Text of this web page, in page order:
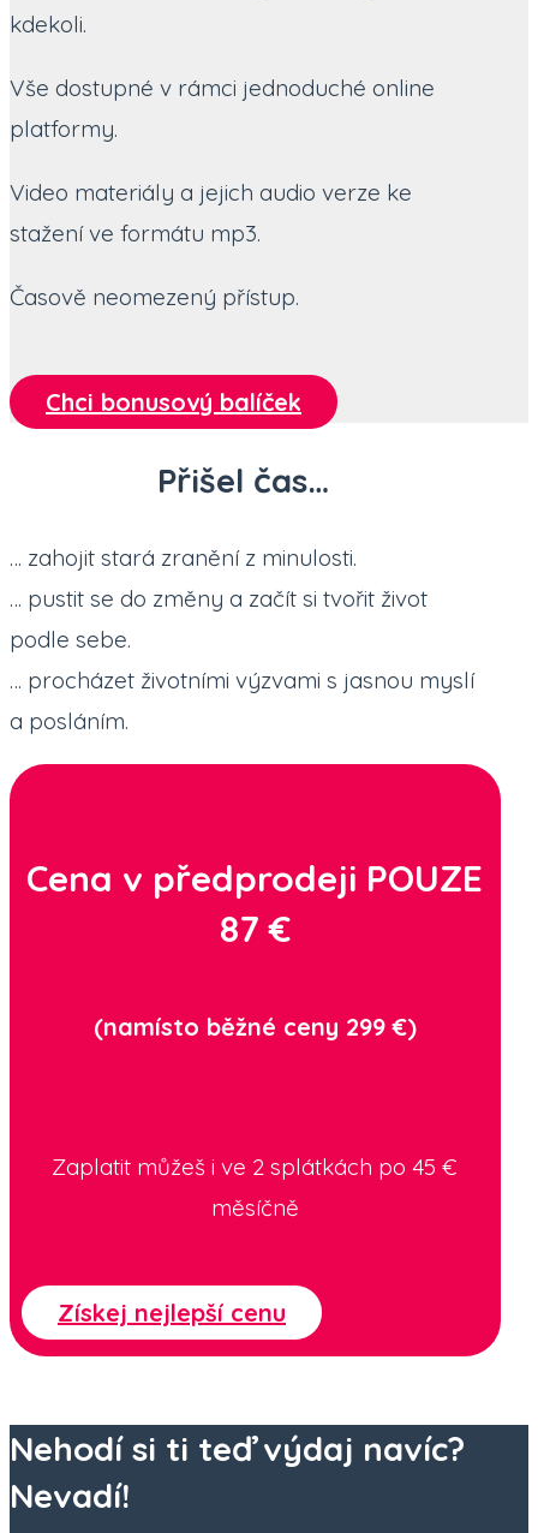
kdekoli.
Vše dostupné v rámci jednoduché online
platformy.
Video materiály a jejich audio verze ke
stažení ve formátu mp3.
Časově neomezený přístup.
Chci bonusový balíček
Přišel čas…
… zahojit stará zranění z minulosti.
… pustit se do změny a začít si tvořit život
podle sebe.
… procházet životními výzvami s jasnou myslí
a posláním.
Cena v předprodeji POUZE
87 €
(namísto běžné ceny 299 €)
Zaplatit můžeš i ve 2 splátkách po45 €
měsíčně
Získej nejlepší cenu
Nehodí si ti teď výdaj navíc?
Nevadí!